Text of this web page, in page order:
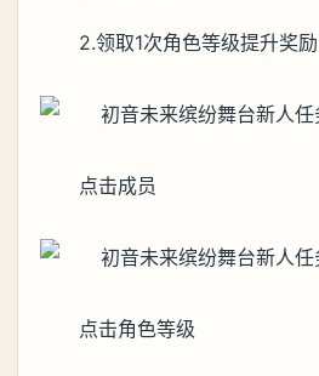
2.领取1次角色等级提升奖励
点击成员
点击角色等级